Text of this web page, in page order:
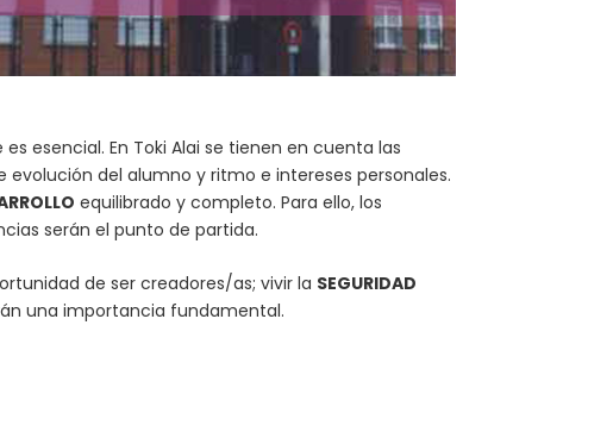
esencial. En Toki Alai se tienen en cuenta las
del alumno y ritmo e intereses personales.
equilibrado y completo. Para ello, los
serán el punto de partida.
de ser creadores/as; vivir la SEGURIDAD
una importancia fundamental.